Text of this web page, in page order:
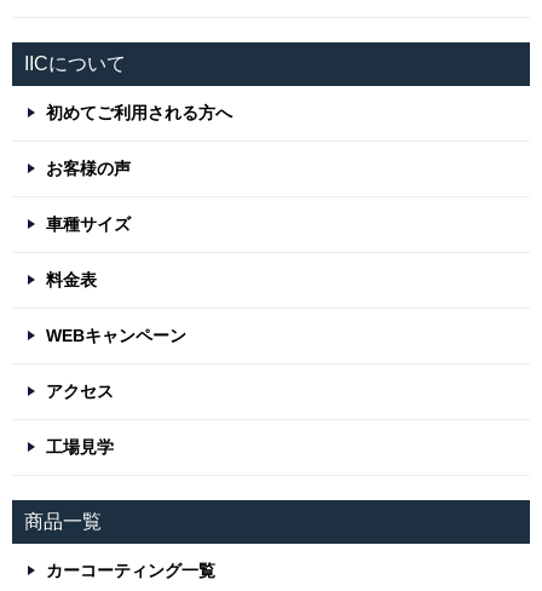
IICについて
初めてご利用される方へ
お客様の声
車種サイズ
料金表
WEBキャンペーン
アクセス
工場見学
商品一覧
カーコーティング一覧